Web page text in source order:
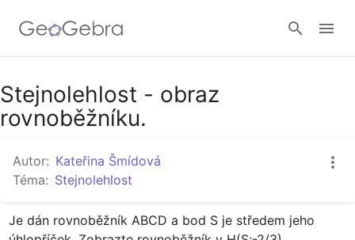
Google Classroom
Stejnolehlost - obraz
rovnoběžníku.
Autor: Kateřina Šmídová
Téma: Stejnolehlost
Je dán rovnoběžník ABCD a bod S je středem jeho